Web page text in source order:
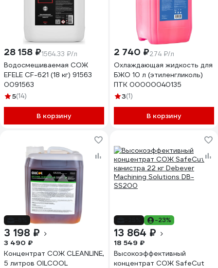
28 158 ₽1564.33 ₽/л
Водосмешиваемая СОЖ
EFELE CF-621 (18 кг) 91563
0091563
5(14)
В корзину
2 740 ₽274 ₽/л
Охлаждающая жидкость для
БЖО 10 л (этиленгликоль)
ПТК 00000040135
3(1)
В корзину
3 198 ₽
3 490 ₽
Концентрат СОЖ CLEANLINE,
5 литров OILCOOL
-23%
13 864 ₽
18 549 ₽
Высокоэффективный
концентрат СОЖ SafeCut